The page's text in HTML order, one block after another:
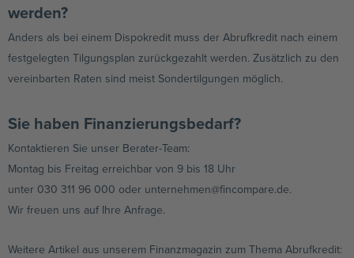
werden?
Anders als bei einem Dispokredit muss der Abrufkredit nach einem
festgelegten Tilgungsplan zurückgezahlt werden. Zusätzlich zu den
vereinbarten Raten sind meist Sondertilgungen möglich.
Sie haben Finanzierungsbedarf?
Kontaktieren Sie unser Berater-Team:
Montag bis Freitag erreichbar von 9 bis 18 Uhr
unter 030 311 96 000 oder unternehmen@fincompare.de.
Wir freuen uns auf Ihre Anfrage.
Weitere Artikel aus unserem Finanzmagazin zum Thema Abrufkredit: